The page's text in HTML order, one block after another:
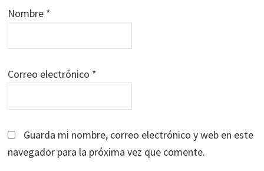
Nombre *
Correo electrónico *
Guarda mi nombre, correo electrónico y web en este
navegador para la próxima vez que comente.